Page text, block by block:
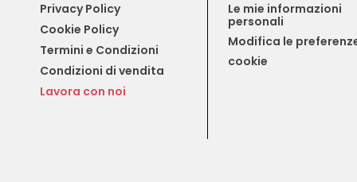
Privacy Policy
Cookie Policy
Termini e Condizioni
Condizioni di vendita
Lavora con noi
Le mie informazioni
personali
Modifica le
cookie